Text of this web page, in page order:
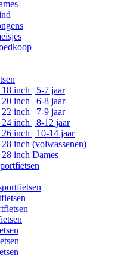
inch | 5-7 jaar
inch | 6-8 jaar
inch | 7-9 jaar
inch | 8-12 jaar
inch | 10-14 jaar
inch (volwassenen)
inch Dames